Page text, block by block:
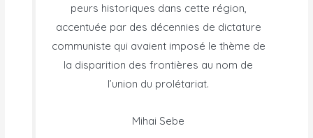
peurs historiques dans cette région,
accentuée par des décennies de dictature
communiste qui avaient imposé le thème de
la disparition des frontières au nom de
l’union du prolétariat.
Mihai Sebe